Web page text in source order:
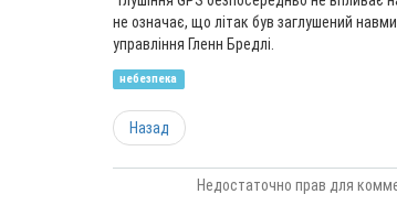
не означає, що літак був заглушений
управління Гленн Бредлі.
небезпека
Назад
Недостаточно прав для